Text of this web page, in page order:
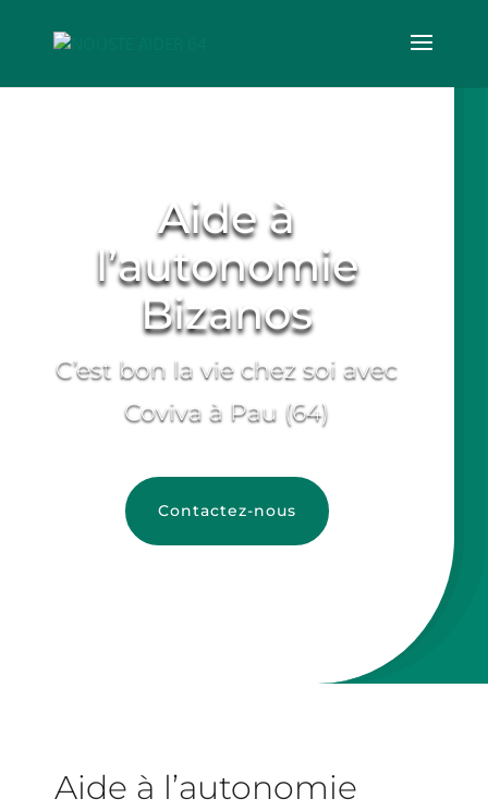
Aide à
l’autonomie
Bizanos
C’est bon la vie chez soi avec
Coviva à Pau (64)
Contactez-nous
Aide à l’autonomie